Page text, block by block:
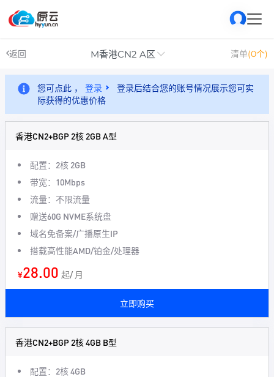
返回 M香港CN2 A区 清单(0个)
您可点此 ， 登录
登录后结合您的账号情况展示您可实
际获得的优惠价格
香港CN2+BGP 2核 2GB A型
配置：2核 2GB
带宽：10Mbps
流量：不限流量
赠送60G NVME系统盘
域名免备案/广播原生IP
搭载高性能AMD/铂金/处理器
¥28.00 起/ 月
立即购买
香港CN2+BGP 2核 4GB B型
配置：2核 4GB